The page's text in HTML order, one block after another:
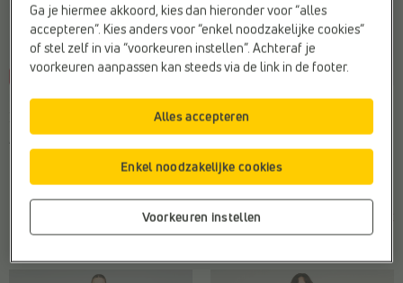
-70%
MIDI JURKEN
€ 38,99
€
129,95
€
38,99
Afwerking:Effen
Doelgroep:
Kleur:
-40%
MIDI JURKEN
Rue Mazarine
Vorige laagste prijs:
€ 35,4059,00 35,40
Sluiting:Striklint
Type2:
Kleedjes
Web-Only:Nee
Ga je hiermee akkoord, kies dan hieronder voor “alles
accepteren”. Kies anders voor “enkel noodzakelijke cookies”
of stel zelf in via “voorkeuren instellen”. Achteraf je
voorkeuren aanpassen kan steeds via de link in de footer.
Voorkeuren instellen
Enkel noodzakelijke cookies
Alles accepteren